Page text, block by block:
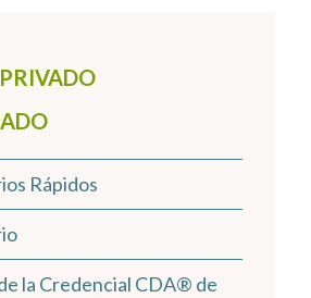
Rápidos
la Credencial CDA® de